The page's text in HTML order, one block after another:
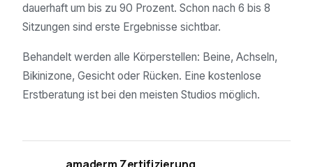
dauerhaft um bis zu 90 Prozent. Schon nach 6 bis 8
Sitzungen sind erste Ergebnisse sichtbar.
Behandelt werden alle Körperstellen: Beine, Achseln,
Bikinizone, Gesicht oder Rücken. Eine kostenlose
Erstberatung ist bei den meisten Studios möglich.